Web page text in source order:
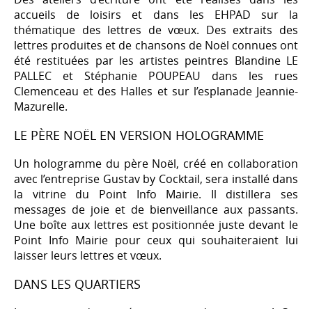
accueils de loisirs et dans les EHPAD sur la
thématique des lettres de vœux. Des extraits des
lettres produites et de chansons de Noël connues ont
été restituées par les artistes peintres Blandine LE
PALLEC et Stéphanie POUPEAU dans les rues
Clemenceau et des Halles et sur l’esplanade Jeannie-
Mazurelle.
LE PÈRE NOËL EN VERSION HOLOGRAMME
Un hologramme du père Noël, créé en collaboration
avec l’entreprise Gustav by Cocktail, sera installé dans
la vitrine du Point Info Mairie. Il distillera ses
messages de joie et de bienveillance aux passants.
Une boîte aux lettres est positionnée juste devant le
Point Info Mairie pour ceux qui souhaiteraient lui
laisser leurs lettres et vœux.
DANS LES QUARTIERS